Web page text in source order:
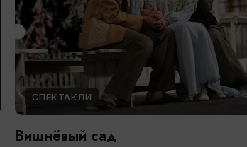
СПЕКТАКЛИ
Вишнёвый сад